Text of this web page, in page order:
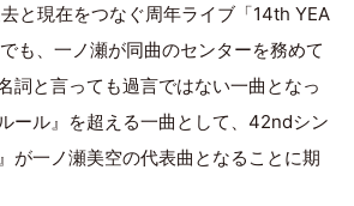
と現在をつなぐ周年ライブ「14th YEA
も、一ノ瀬が同曲のセンターを務めて
詞と言っても過言ではない一曲となっ
ール』を超える一曲として、42ndシン
が一ノ瀬美空の代表曲となることに期